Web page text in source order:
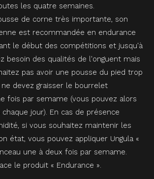
les quatre semaines.
de corne très importante, son
est recommandée en endurance
le début des compétitions et jusqu'à
besoin des qualités de l'onguent mais
pas avoir une pousse du pied trop
devez graisser le bourrelet
fois par semame (vous pouvez alors
jour). En cas de présence
si vous souhaitez maintenir les
état, vous pouvez appliquer Ungula «
une à deux fois par semame.
le produit « Endurance ».